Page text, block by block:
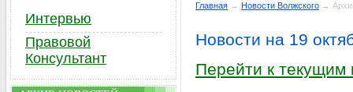
Главная → Новости Волжского →
Новости на 19
Перейти к текущим
Интервью
Правовой
Консультант